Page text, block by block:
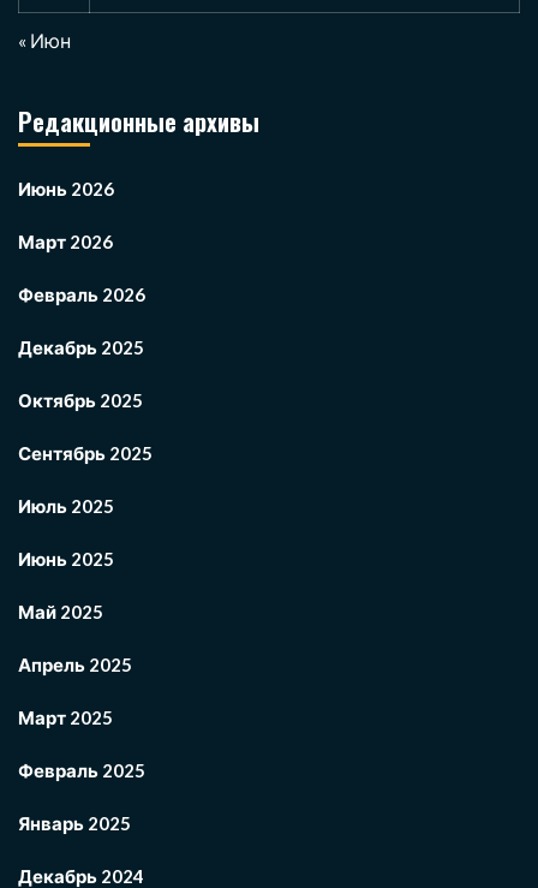
« Июн
Редакционные архивы
Июнь 2026
Март 2026
Февраль 2026
Декабрь 2025
Октябрь 2025
Сентябрь 2025
Июль 2025
Июнь 2025
Май 2025
Апрель 2025
Март 2025
Февраль 2025
Январь 2025
Декабрь 2024